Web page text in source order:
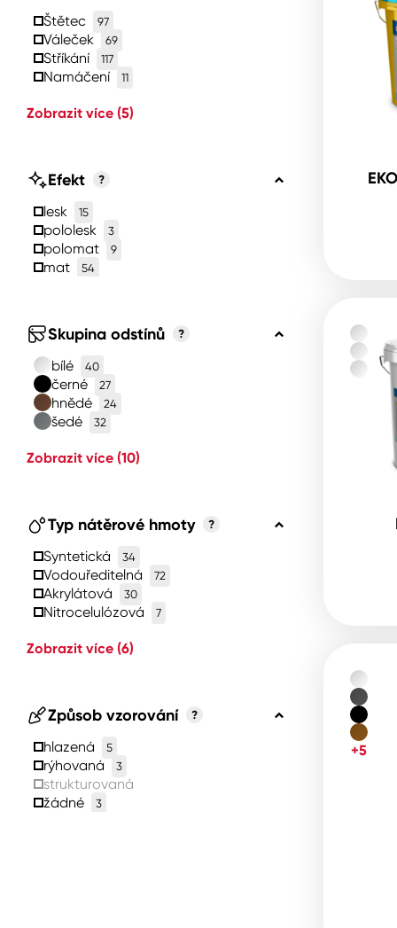
Štětec 97
Váleček 69
Stříkání 117
Namáčení 11
Zobrazit více (5)
Efekt ?
lesk 15
pololesk 3
polomat 9
mat 54
Skupina odstínů ?
bílé 40
černé 27
hnědé 24
šedé 32
Zobrazit více (10)
Typ nátěrové hmoty ?
Syntetická 34
Vodouředitelná 72
Akrylátová 30
Nitrocelulózová 7
Zobrazit více (6)
Způsob vzorování ?
hlazená 5
rýhovaná 3
strukturovaná
žádné
3
+5